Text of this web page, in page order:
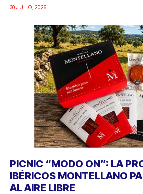
30 JULIO, 2026
PICNIC “MODO ON”: LA
IBÉRICOS MONTELLANO
AL AIRE LIBRE